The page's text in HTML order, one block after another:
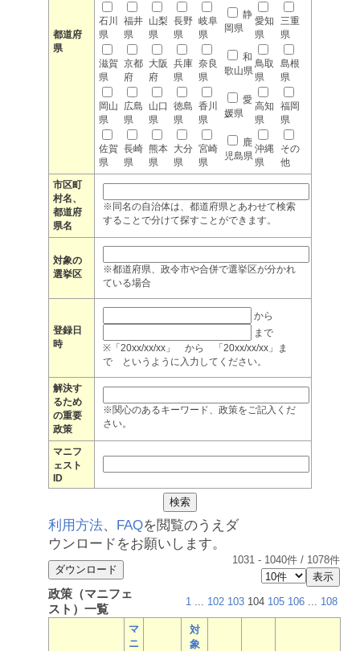
都道府
県
石川
県
福井
県
山梨
県
長野
県
岐阜
県
静
岡県
愛知
県
三重
県
滋賀
県
京都
府
大阪
府
兵庫
県
奈良
県
和
歌山県
鳥取
県
島根
県
岡山
県
広島
県
山口
県
徳島
県
香川
県
愛
媛県
高知
県
福岡
県
佐賀
県
長崎
県
熊本
県
大分
県
宮崎
県
鹿
児島県
沖縄
県
その
他
市区町
村名、
都道府
県名
※同名の自治体は、都道府県とあわせて検索
することで分けて探すことができます。
対象の
選挙区
※都道府県、政令市や合併で選挙区が分かれ
ている場合
登録日
時
から
まで
※「20xx/xx/xx」 から 「20xx/xx/xx」ま
で というように入力してください。
解決す
るため
の重要
政策
※関心のあるキーワード、政策をご記入くだ
さい。
マニフ
ェスト
ID
利用方法、 FAQを閲覧のうえダ
ウンロードをお願いします。
1031 - 1040件 / 1078件
政策（マニフェ
スト）一覧
1 ... 102 103 104 105 106 ... 108
マ
ニ
対
象